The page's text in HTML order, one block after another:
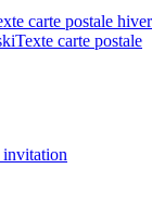
carte postale hiver
Texte carte postale
invitation